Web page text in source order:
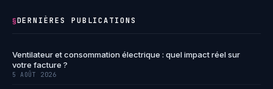
§DERNIÈRES PUBLICATIONS
Ventilateur et consommation électrique : quel impact réel sur
votre facture ?
5 AOÛT 2026